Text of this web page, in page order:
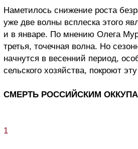
Наметилось снижение роста
уже две волны всплеска этого
и в январе. По мнению Олега
третья, точечная волна. Но
начнутся в весенний период,
сельского хозяйства, покроют
СМЕРТЬ РОССИЙСКИМ
1